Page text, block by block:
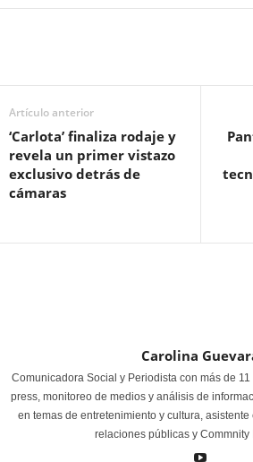
Artículo anterior
‘Carlota’ finaliza rodaje y
revela un primer vistazo
exclusivo detrás de
cámaras
Carolina
Comunicadora Social y Periodista con más de
press, monitoreo de medios y análisis de
en temas de entretenimiento y cultura,
relaciones públicas y Commnity